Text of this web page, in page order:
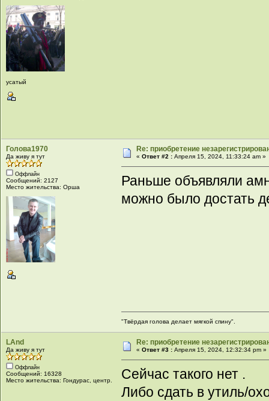
усатый
Голова1970
Да живу я тут
Оффлайн
Сообщений: 2127
Место жительства: Орша
Re: приобретение
«Ответ #2 : Апреля 15, 2024, 11:33:24 am »
Раньше объявляли
можно было достать
"Твёрдая голова делает мягкой спину".
LAnd
Да живу я тут
Оффлайн
Сообщений: 16328
Место жительства: Гондурас, центр.
Re: приобретение
«Ответ #3 : Апреля 15, 2024, 12:32:34 pm »
Сейчас такого нет .
Либо сдать в утиль/